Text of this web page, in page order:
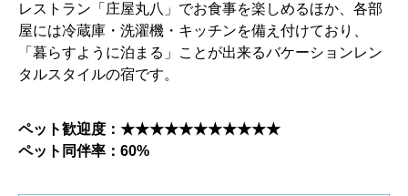
レストラン「庄屋丸八」でお食事を楽しめるほか、各部
屋には冷蔵庫・洗濯機・キッチンを備え付けており、
「暮らすように泊まる」ことが出来るバケーションレン
タルスタイルの宿です。
ペット歓迎度：★★★★★★★★★★★
ペット同伴率：60%